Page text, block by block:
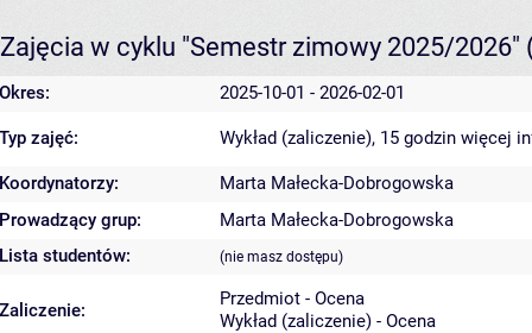
Zajęcia w cyklu "Semestr zimowy 2025/2026"
Okres: 2025-10-01 - 2026-02-01
Typ zajęć: Wykład (zaliczenie), 15 godzin więcej
Koordynatorzy:
Marta Małecka-Dobrogowska
Prowadzący grup:
Marta Małecka-Dobrogowska
Lista studentów:
(nie masz dostępu)
Zaliczenie:
Przedmiot - Ocena
Wykład (zaliczenie) - Ocena